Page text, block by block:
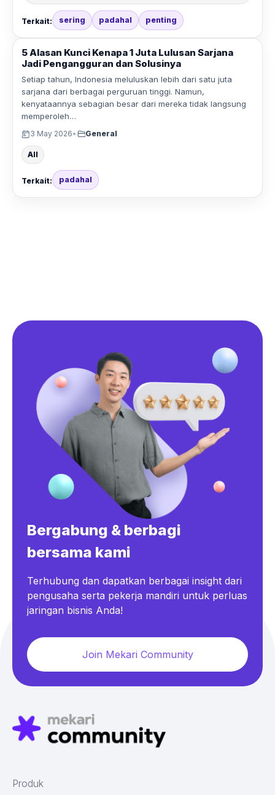
Terkait: sering padahal penting
5 Alasan Kunci Kenapa 1 Juta Lulusan Sarjana
Jadi Pengangguran dan Solusinya
Setiap tahun, Indonesia meluluskan lebih dari satu juta
sarjana dari berbagai perguruan tinggi. Namun,
kenyataannya sebagian besar dari mereka tidak langsung
memperoleh…
3 May 2026• General
All
Terkait: padahal
Bergabung & berbagi
bersama kami
Terhubung dan dapatkan berbagai insight dari
pengusaha serta pekerja mandiri untuk perluas
jaringan bisnis Anda!
Join Mekari Community
Produk